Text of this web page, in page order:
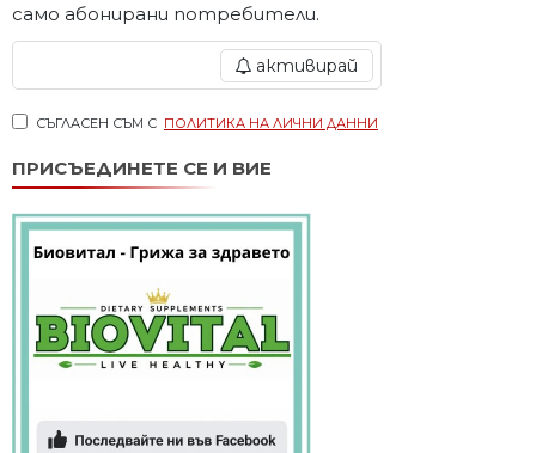
само абонирани потребители.
активирай
СЪГЛАСЕН СЪМ С ПОЛИТИКА НА ЛИЧНИ ДАННИ
ПРИСЪЕДИНЕТЕ СЕ И ВИЕ